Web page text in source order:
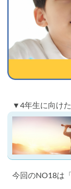
▼4年生に向け
今回のNO18は
冬期(12月〜1月)
予習シリーズ
TopGun特訓
コベツバから